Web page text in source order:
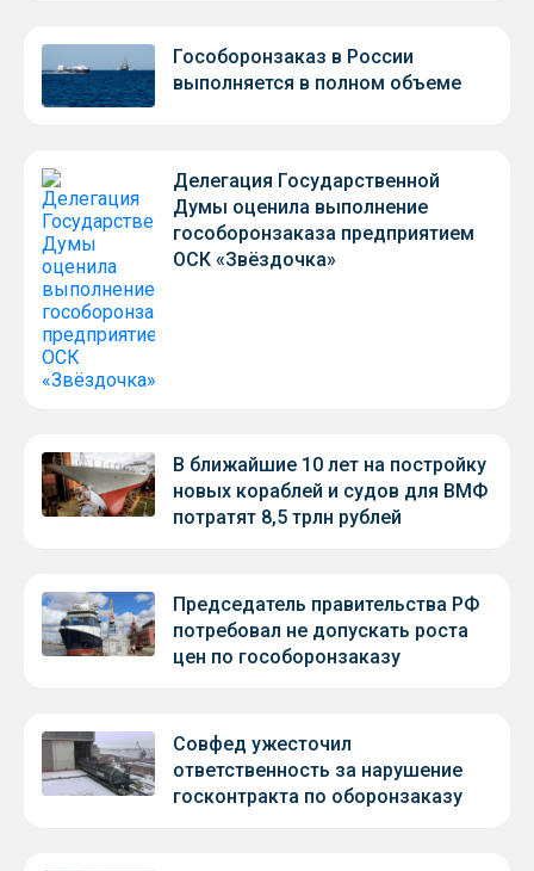
Гособоронзаказ в России
выполняется в полном объеме
Делегация Государственной
Думы оценила выполнение
гособоронзаказа предприятием
ОСК «Звёздочка»
В ближайшие 10 лет на постройку
новых кораблей и судов для ВМФ
потратят 8,5 трлн рублей
Председатель правительства РФ
потребовал не допускать роста
цен по гособоронзаказу
Совфед ужесточил
ответственность за нарушение
госконтракта по оборонзаказу